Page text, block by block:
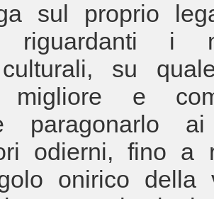
sul proprio
riguardanti i
culturali, su
migliore e
paragonarlo
odierni, fino a
onirico della